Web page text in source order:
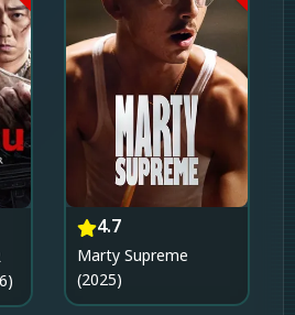
4.7
Marty Supreme
(2025)